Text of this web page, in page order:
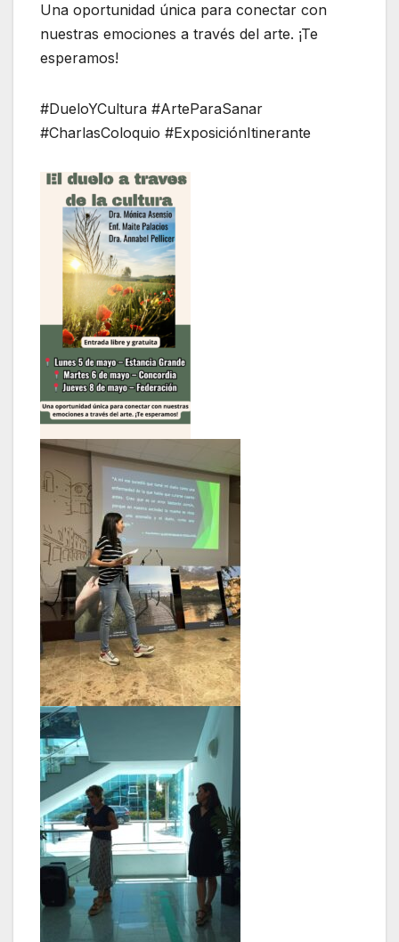
Una oportunidad única para conectar con
nuestras emociones a través del arte. ¡Te
esperamos!
#DueloYCultura #ArteParaSanar
#CharlasColoquio #ExposiciónItinerante